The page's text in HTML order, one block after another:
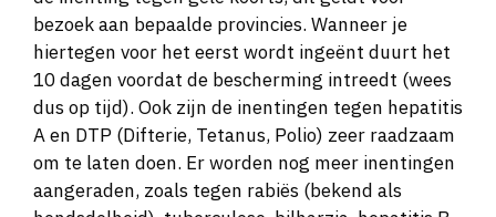
bezoek aan bepaalde provincies. Wanneer je
hiertegen voor het eerst wordt ingeënt duurt het
10 dagen voordat de bescherming intreedt (wees
dus op tijd). Ook zijn de inentingen tegen hepatitis
A en DTP (Difterie, Tetanus, Polio) zeer raadzaam
om te laten doen. Er worden nog meer inentingen
aangeraden, zoals tegen rabiës (bekend als